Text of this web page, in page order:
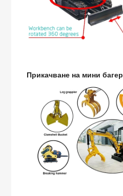
Прикачване на мини багер